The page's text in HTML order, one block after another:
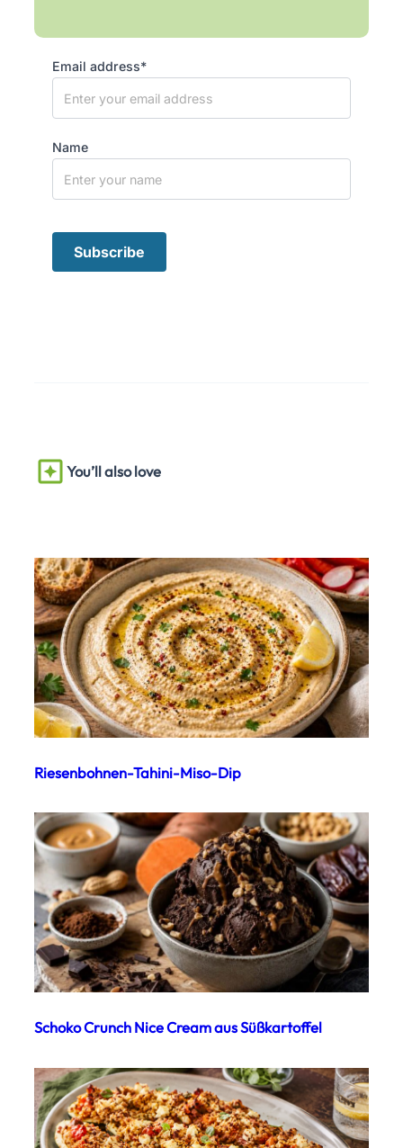
Email address*
Name
You’ll also love
Riesenbohnen-Tahini-Miso-Dip
Schoko Crunch Nice Cream aus Süßkartoffel